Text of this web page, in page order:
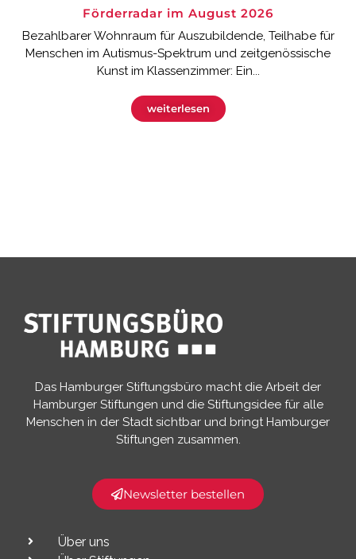
Förderradar im August 2026
Bezahlbarer Wohnraum für Auszubildende, Teilhabe für
Menschen im Autismus-Spektrum und zeitgenössische
Kunst im Klassenzimmer: Ein...
weiterlesen
Das Hamburger Stiftungsbüro macht die Arbeit der
Hamburger Stiftungen und die Stiftungsidee für alle
Menschen in der Stadt sichtbar und bringt Hamburger
Stiftungen zusammen.​
Newsletter bestellen
Über uns